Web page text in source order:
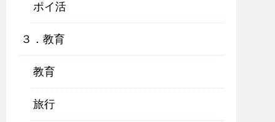
ポイ活
３．教育
教育
旅行